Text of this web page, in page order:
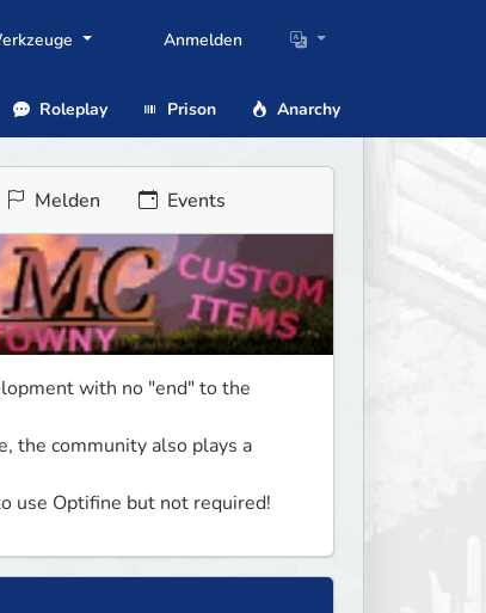
Anmelden
Roleplay Prison Anarchy
Melden Events
with no "end" to the
the community also plays a
use Optifine but not required!